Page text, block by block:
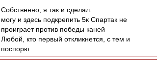
Собственно, я так и сделал.
могу и здесь подкрепить 5к Спартак не
проиграет против победы каней
Любой, кто первый откликнется, с тем и
поспорю.